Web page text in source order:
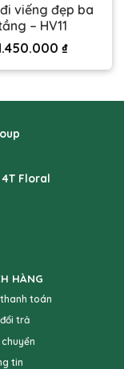
viếng đẹp ba
– HV11
₫
Floral
HÀNG
toán
trả
tin